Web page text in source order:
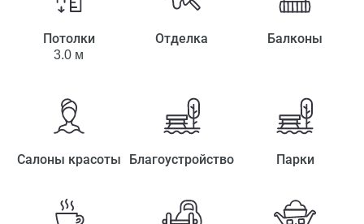
Потолки
3.0 м
Отделка Балконы
Салоны красоты Благоустройство Парки